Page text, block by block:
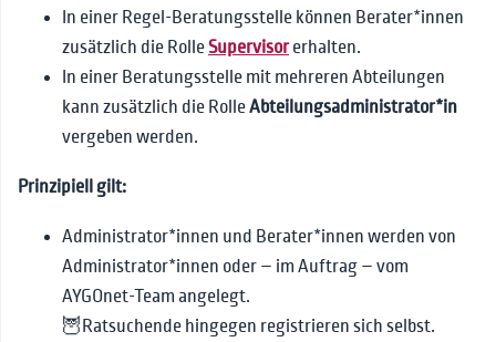
Verfügbarkeit der
Beratende
Merkmale
Ratsuchende
🪪Profilverwaltung
Kontoeinstellungen
Passwortverwaltung
Verschlüsselung und
Profil-Personalisierung
Textbausteine
📧Mailberatung
Beratungsübersicht
Nachricht-Ebene
Nachrichten
Sprachnachrichten
Funktionen
Termine verwalten
Chat-Fenster
Individuelles Sprechzimmer
🎥Videoberatung
📰News
In einer Regel-Beratungsstelle können Berater*innen
zusätzlich die RolleSupervisorerhalten.
In einer Beratungsstelle mit mehreren Abteilungen
kann zusätzlich die RolleAbteilungsadministrator*in
vergeben werden.
Prinzipiell gilt:
Administrator*innen und Berater*innen werden von
Administrator*innen oder – im Auftrag – vom
AYGOnet-Team angelegt.
🦉Ratsuchende hingegen registrieren sich selbst.